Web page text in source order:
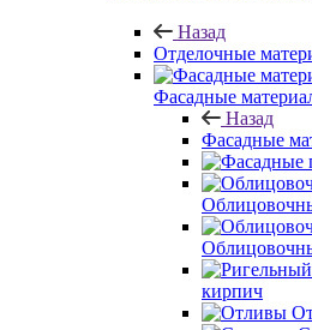
Назад
Отделочные
Фасадные
Назад
Фасадные
кирпич